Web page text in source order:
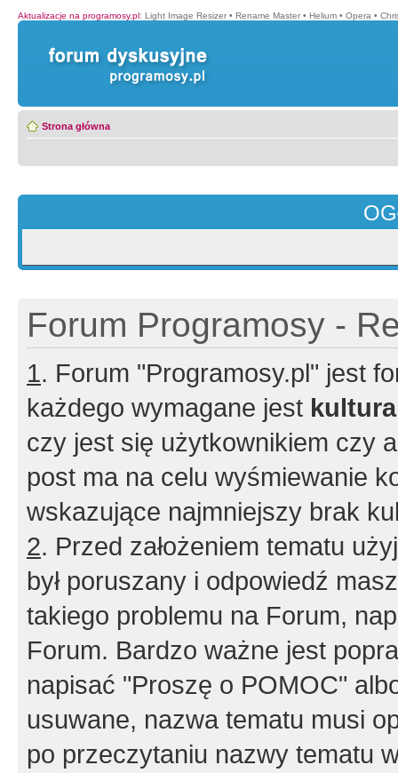
Aktualizacje na programosy.pl: Light Image Resizer • Rename Master • Helium • Opera •
Strona główna
Forum Programosy -
1. Forum "Programosy.pl" jest
każdego wymagane jest
czy jest się użytkownikiem czy
post ma na celu wyśmiewanie
wskazujące najmniejszy brak
2. Przed założeniem tematu
był poruszany i odpowiedź
takiego problemu na Forum,
Forum. Bardzo ważne jest
napisać "Proszę o POMOC"
usuwane, nazwa tematu musi
po przeczytaniu nazwy tematu